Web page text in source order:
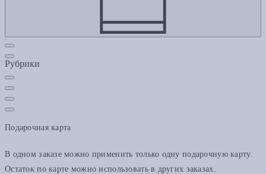
Рубрики
Подарочная карта
В одном заказе можно применить только одну подарочную карту.
Остаток по карте можно использовать в других заказах.